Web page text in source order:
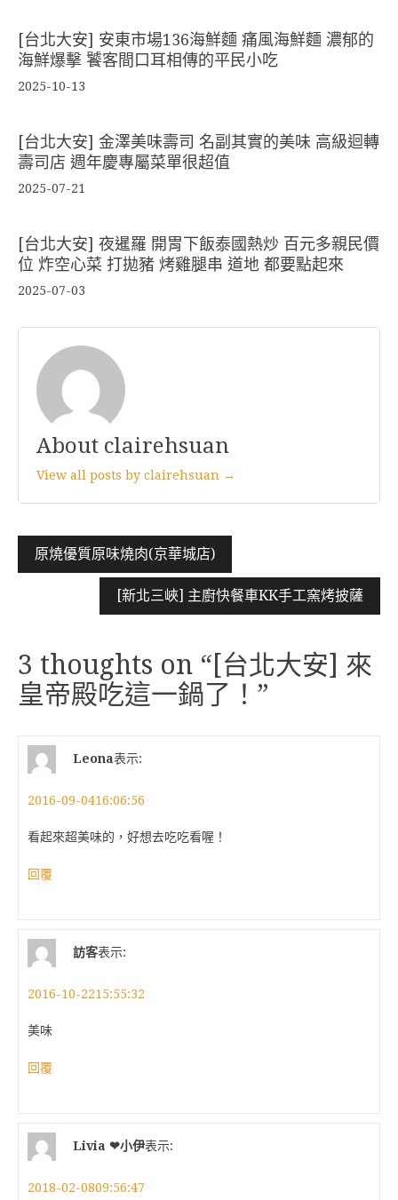
[台北大安] 安東市場136海鮮麵 痛風海鮮麵 濃郁的
海鮮爆擊 饕客間口耳相傳的平民小吃
2025-10-13
[台北大安] 金澤美味壽司 名副其實的美味 高級迴轉
壽司店 週年慶專屬菜單很超值
2025-07-21
[台北大安] 夜暹羅 開胃下飯泰國熱炒 百元多親民價
位 炸空心菜 打拋豬 烤雞腿串 道地 都要點起來
2025-07-03
About clairehsuan
View all posts by clairehsuan →
文
章
原燒優質原味燒肉(京華城店)
[新北三峽] 主廚快餐車KK手工窯烤披薩
3 thoughts on “ [台北大安] 來
皇帝殿吃這一鍋了！ ”
Leona表示:
2016-09-0416:06:56
看起來超美味的，好想去吃吃看喔！
回覆
訪客表示:
2016-10-2215:55:32
美味
回覆
Livia ❤小伊表示:
2018-02-0809:56:47